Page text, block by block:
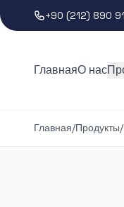
+90 (212) 890
ГлавнаяО нас
Главная/Продукты/